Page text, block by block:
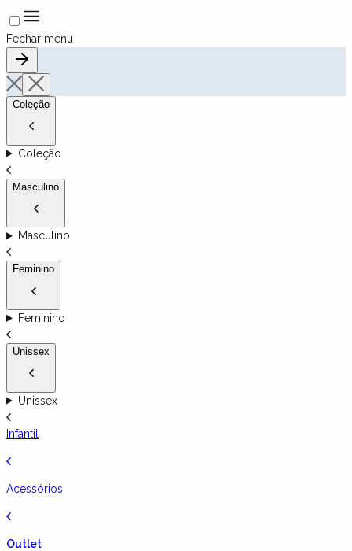
Fechar menu
Coleção
Coleção
Masculino
Masculino
Feminino
Feminino
Unissex
Unissex
Infantil
Acessórios
Outlet